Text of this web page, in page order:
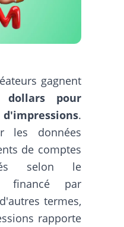
gagnent
pour
.
les données
de comptes
selon le
financé par
termes,
rapporte